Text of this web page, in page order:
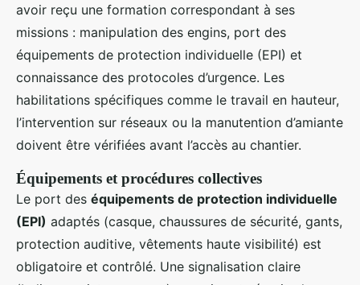
avoir reçu une formation correspondant à ses
missions : manipulation des engins, port des
équipements de protection individuelle (EPI) et
connaissance des protocoles d’urgence. Les
habilitations spécifiques comme le travail en hauteur,
l’intervention sur réseaux ou la manutention d’amiante
doivent être vérifiées avant l’accès au chantier.
Équipements et procédures collectives
Le port des équipements de protection individuelle
(EPI) adaptés (casque, chaussures de sécurité, gants,
protection auditive, vêtements haute visibilité) est
obligatoire et contrôlé. Une signalisation claire